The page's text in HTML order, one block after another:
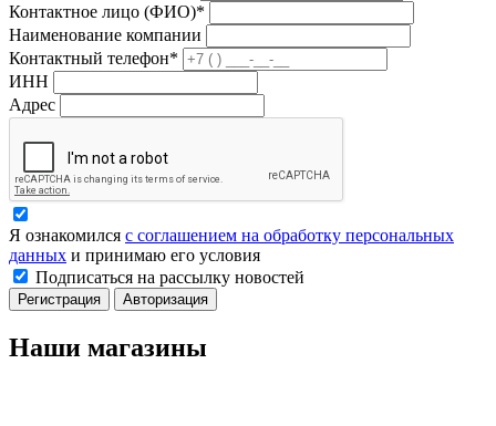
Контактное лицо (ФИО)*
Наименование компании
Контактный телефон*
ИНН
Адрес
Я ознакомился с соглашением на обработку персональных
данных и принимаю его условия
Подписаться на рассылку новостей
Регистрация Авторизация
Наши магазины